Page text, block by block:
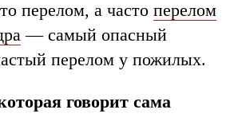
перелом, а часто перелом
— самый опасный
перелом у пожилых.
говорит сама